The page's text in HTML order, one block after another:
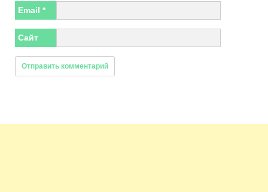
Email *
Сайт